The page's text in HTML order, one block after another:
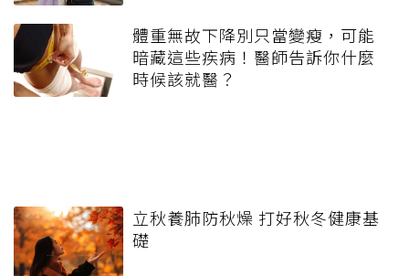
體重無故下降別只當變瘦，可能
暗藏這些疾病！醫師告訴你什麼
時候該就醫？
立秋養肺防秋燥 打好秋冬健康基
礎